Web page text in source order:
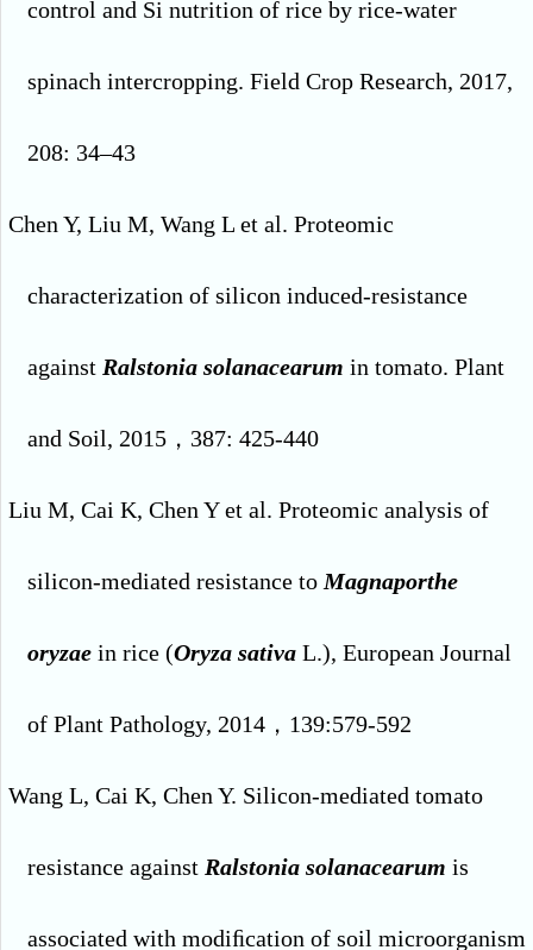
control and Si nutrition of rice by rice-water
spinach intercropping. Field Crop Research, 2017,
208: 34–43
Chen Y, Liu M, Wang L et al. Proteomic
characterization of silicon induced-resistance
against Ralstonia solanacearum in tomato. Plant
and Soil, 2015 ， 387: 425-440
Liu M, Cai K, Chen Y et al. Proteomic analysis of
silicon-mediated resistance to Magnaporthe
oryzae in rice (Oryza sativa L.), European Journal
of Plant Pathology, 2014 ， 139:579-592
Wang L, Cai K, Chen Y. Silicon-mediated tomato
resistance against Ralstonia solanacearum is
associated with modiﬁcation of soil microorganism